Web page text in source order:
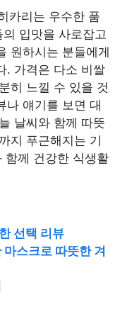
카리는 우수한 품
입맛을 사로잡고
원하시는 분들에게
. 가격은 다소 비쌀
히 느낄 수 있을 것
나 얘기를 보면 대
날씨와 함께 따뜻
지 푸근해지는 기
함께 건강한 식생활
선택 리뷰
스크로 따뜻한 겨